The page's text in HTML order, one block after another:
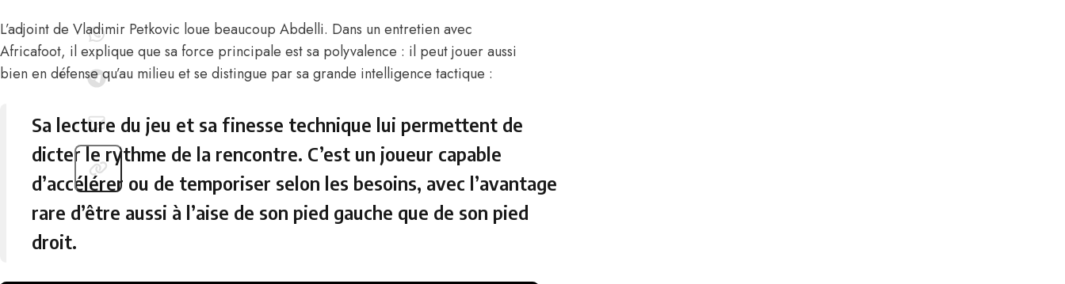
L’adjoint de Vladimir Petkovic loue beaucoup Abdelli. Dans un entretien avec
Africafoot, il explique que sa force principale est sa polyvalence : il peut jouer aussi
bien en défense qu’au milieu et se distingue par sa grande intelligence tactique :
Sa lecture du jeu et sa finesse technique lui permettent de
dicter le rythme de la rencontre. C’est un joueur capable
d’accélérer ou de temporiser selon les besoins, avec l’avantage
rare d’être aussi à l’aise de son pied gauche que de son pied
droit.